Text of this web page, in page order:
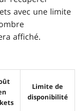
avec une limite
affiché.
Limite de
disponibilité